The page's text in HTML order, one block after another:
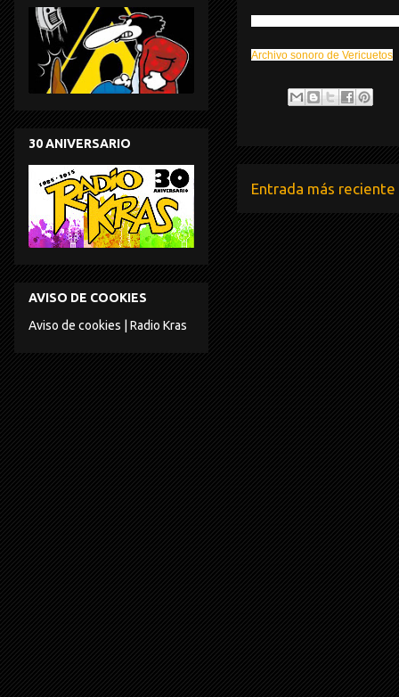
Archivo sonoro de Vericuetos
Entrada más reciente
30 ANIVERSARIO
AVISO DE COOKIES
Aviso de cookies | Radio Kras